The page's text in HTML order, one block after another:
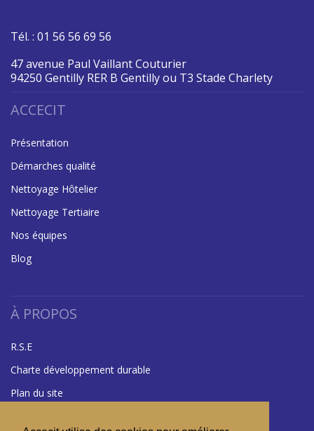
Tél. : 01 56 56 69 56
47 avenue Paul Vaillant Couturier
94250 Gentilly RER B Gentilly ou T3 Stade Charlety
ACCECIT
Présentation
Démarches qualité
Nettoyage Hôtelier
Nettoyage Tertiaire
Nos équipes
Blog
À PROPOS
R.S.E
Charte développement durable
Plan du site